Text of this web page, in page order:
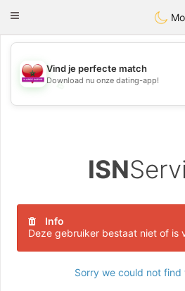
Maroc
Toggle
💖
Vind je perfecte match
Download nu onze dating-app!
ISN
Info
Deze gebruiker bestaat niet of is
Sorry we could not find